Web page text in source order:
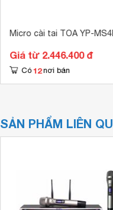
Micro cài tai TOA YP-
Giá từ 2.446.400 đ
Có 12 nơi bán
SẢN PHẨM LIÊN